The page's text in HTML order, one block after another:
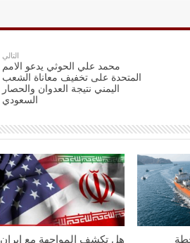
التالي
محمد علي الحوثي يدعو الامم
المتحدة على تخفيف معاناة الشعب
اليمني نتيجة العدوان والحصار
السعودي
هل تكشف المواجهة مع إيران